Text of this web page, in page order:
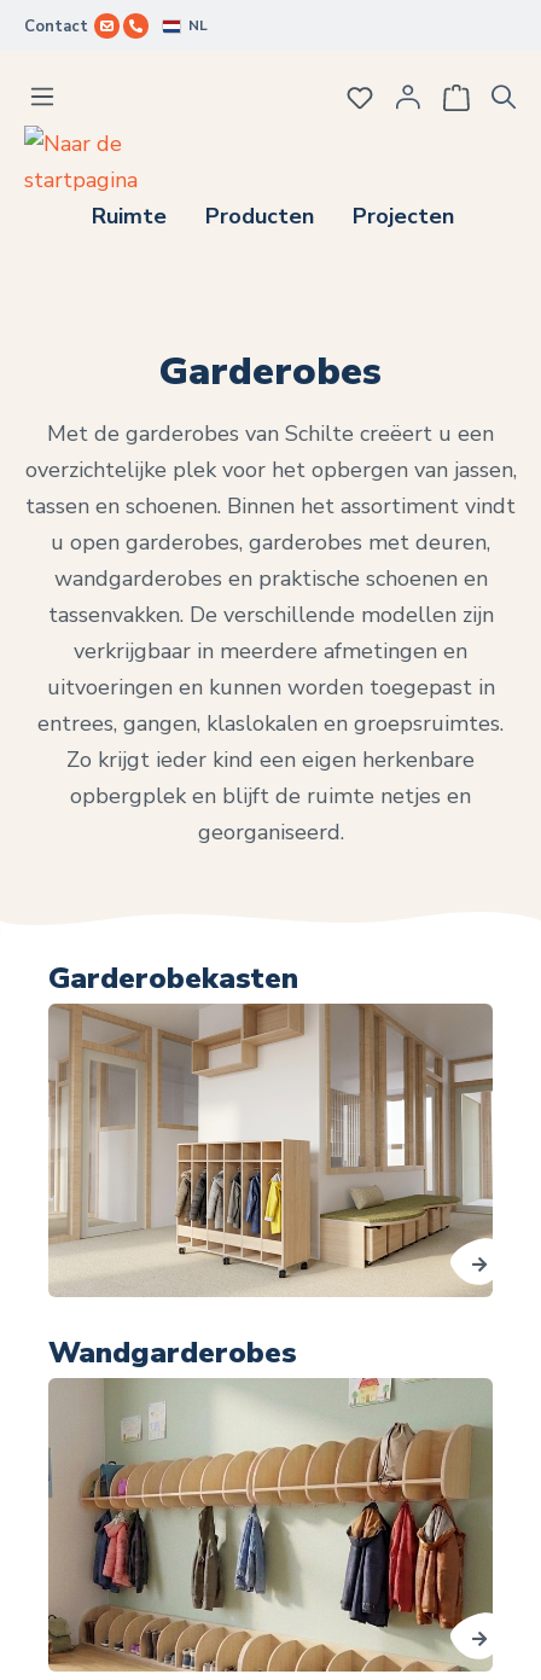
Ga naar de hoofdinhoud
Contact NL
Ruimte Producten Projecten
Je hebt 0 items
Garderobes
Met de garderobes van Schilte creëert u een
overzichtelijke plek voor het opbergen van jassen,
tassen en schoenen. Binnen het assortiment vindt
u open garderobes, garderobes met deuren,
wandgarderobes en praktische schoenen en
tassenvakken. De verschillende modellen zijn
verkrijgbaar in meerdere afmetingen en
uitvoeringen en kunnen worden toegepast in
entrees, gangen, klaslokalen en groepsruimtes.
Zo krijgt ieder kind een eigen herkenbare
opbergplek en blijft de ruimte netjes en
georganiseerd.
Garderobekasten
Wandgarderobes